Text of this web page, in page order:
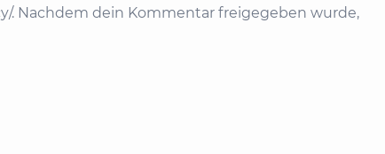
. Nachdem dein Kommentar freigegeben wurde,